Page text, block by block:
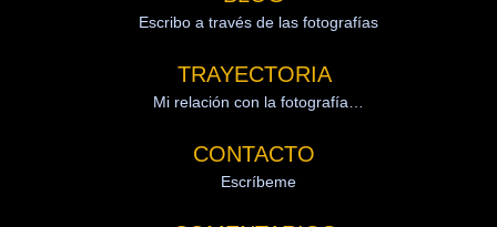
Escribo a través de las fotografías
TRAYECTORIA
Mi relación con la fotografía…
CONTACTO
Escríbeme